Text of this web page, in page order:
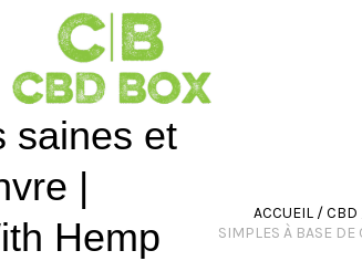
saines et
|
Hemp
ACCUEIL /CBD
SIMPLES À BASE